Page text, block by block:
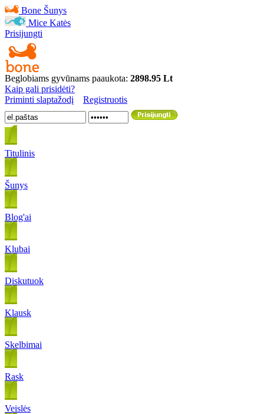
Bone Šunys
Mice Katės
Prisijungti
Beglobiams gyvūnams paaukota: 2898.95 Lt
Kaip gali prisidėti?
Priminti slaptažodį
Registruotis
Titulinis
Šunys
Blog'ai
Klubai
Diskutuok
Klausk
Skelbimai
Rask
Veislės